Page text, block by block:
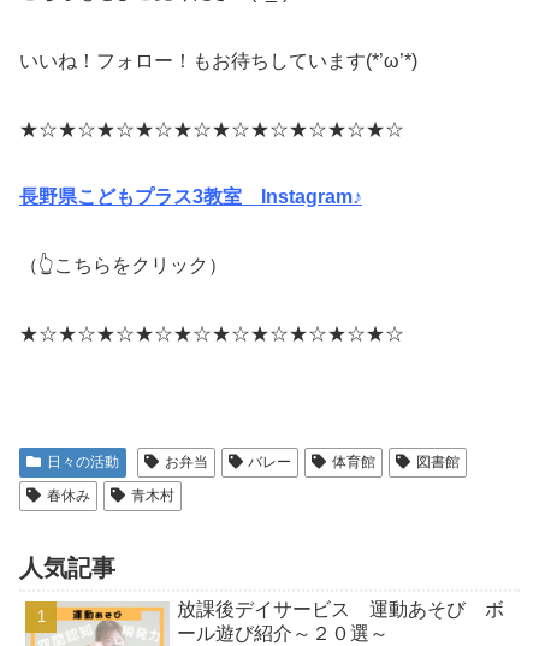
いいね！フォロー！もお待ちしています(*’ω’*)
★☆★☆★☆★☆★☆★☆★☆★☆★☆★☆
長野県こどもプラス3教室 Instagram♪
（👆こちらをクリック）
★☆★☆★☆★☆★☆★☆★☆★☆★☆★☆
日々の活動 お弁当 バレー 体育館
図書館
春休み
青木村
人気記事
放課後デイサービス 運動あそび ボ
ール遊び紹介～２０選～